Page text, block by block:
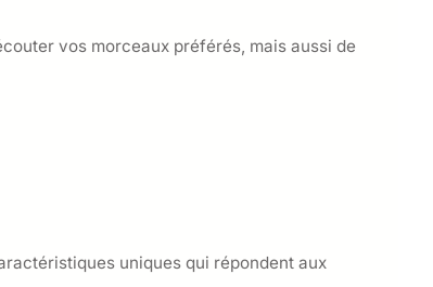
vos morceaux préférés, mais aussi de
uniques qui répondent aux